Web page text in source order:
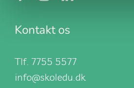
Kontakt os
Tlf. 7755 5577
info@skoledu.dk